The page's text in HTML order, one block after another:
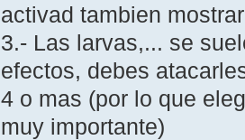
activad tambien
3.- Las larvas,... se
efectos, debes
4 o mas (por lo que
muy importante)